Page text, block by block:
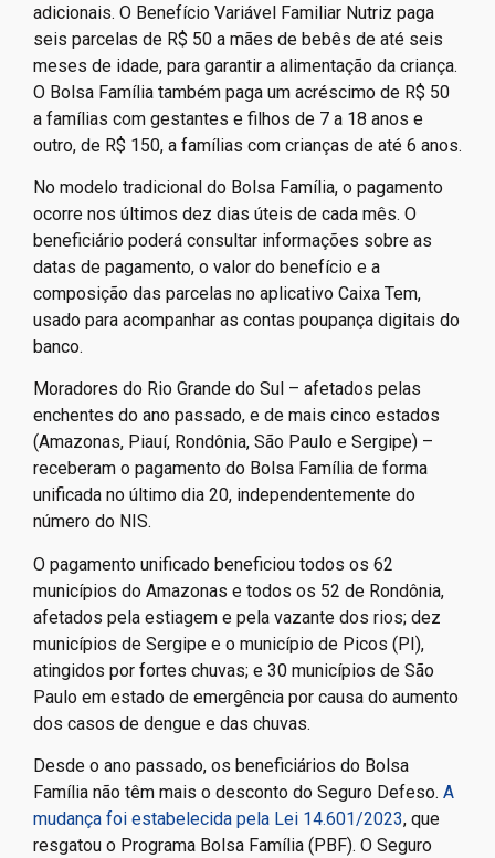
adicionais. O Benefício Variável Familiar Nutriz paga
seis parcelas de R$ 50 a mães de bebês de até seis
meses de idade, para garantir a alimentação da criança.
O Bolsa Família também paga um acréscimo de R$ 50
a famílias com gestantes e filhos de 7 a 18 anos e
outro, de R$ 150, a famílias com crianças de até 6 anos.
No modelo tradicional do Bolsa Família, o pagamento
ocorre nos últimos dez dias úteis de cada mês. O
beneficiário poderá consultar informações sobre as
datas de pagamento, o valor do benefício e a
composição das parcelas no aplicativo Caixa Tem,
usado para acompanhar as contas poupança digitais do
banco.
Moradores do Rio Grande do Sul – afetados pelas
enchentes do ano passado, e de mais cinco estados
(Amazonas, Piauí, Rondônia, São Paulo e Sergipe) –
receberam o pagamento do Bolsa Família de forma
unificada no último dia 20, independentemente do
número do NIS.
O pagamento unificado beneficiou todos os 62
municípios do Amazonas e todos os 52 de Rondônia,
afetados pela estiagem e pela vazante dos rios; dez
municípios de Sergipe e o município de Picos (PI),
atingidos por fortes chuvas; e 30 municípios de São
Paulo em estado de emergência por causa do aumento
dos casos de dengue e das chuvas.
Desde o ano passado, os beneficiários do Bolsa
Família não têm mais o desconto do Seguro Defeso. A
mudança foi estabelecida pela Lei 14.601/2023, que
resgatou o Programa Bolsa Família (PBF). O Seguro